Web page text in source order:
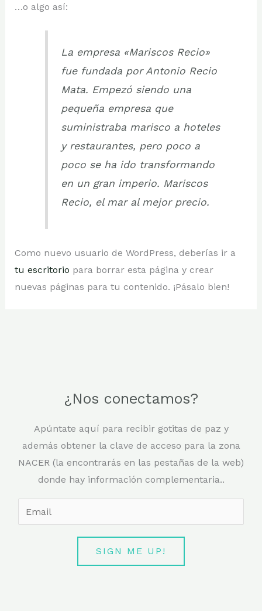
…o algo así:
La empresa «Mariscos Recio»
fue fundada por Antonio Recio
Mata. Empezó siendo una
pequeña empresa que
suministraba marisco a hoteles
y restaurantes, pero poco a
poco se ha ido transformando
en un gran imperio. Mariscos
Recio, el mar al mejor precio.
Como nuevo usuario de WordPress, deberías ir a
tu escritorio para borrar esta página y crear
nuevas páginas para tu contenido. ¡Pásalo bien!
¿Nos conectamos?
Apúntate aquí para recibir gotitas de paz y
además obtener la clave de acceso para la zona
NACER (la encontrarás en las pestañas de la web)
donde hay información complementaria..
m
SIGN ME UP!